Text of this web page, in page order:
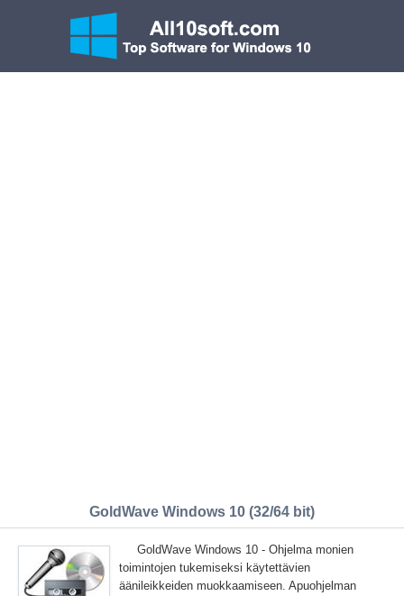
GoldWave Windows 10 (32/64 bit)
GoldWave Windows 10 - Ohjelma monien
toimintojen tukemiseksi käytettävien
äänileikkeiden muokkaamiseen. Apuohjelman